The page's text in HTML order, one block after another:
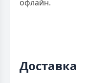
офлайн.
Доставка